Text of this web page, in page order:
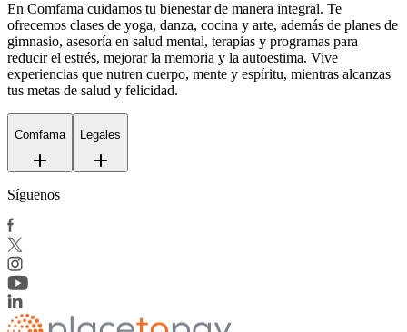
En Comfama cuidamos tu bienestar de manera integral. Te
ofrecemos clases de yoga, danza, cocina y arte, además de planes de
gimnasio, asesoría en salud mental, terapias y programas para
reducir el estrés, mejorar la memoria y la autoestima. Vive
experiencias que nutren cuerpo, mente y espíritu, mientras alcanzas
tus metas de salud y felicidad.
Comfama Legales
Síguenos